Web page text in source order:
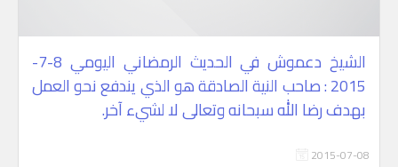
الشيخ دعموش في الحديث الرمضاني اليومي 8-7-
2015 : صاحب النية الصادقة هو الذي يندفع نحو العمل
بهدف رضا الله سبحانه وتعالى لا لشيء آخر.
2015-07-08